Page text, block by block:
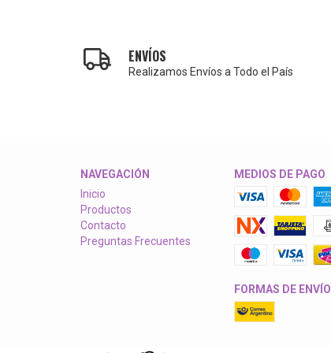
ENVÍOS
Realizamos Envíos a Todo el País
NAVEGACIÓN
Inicio
Productos
Contacto
Preguntas Frecuentes
MEDIOS DE PAGO
FORMAS DE ENVÍO